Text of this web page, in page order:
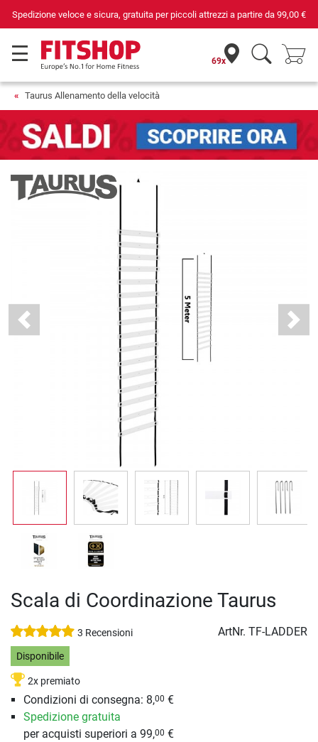
99,00 € Da 42 anni i tuoi esperti di fiducia per il fitness domestico
69x
Taurus Allenamento della velocità
Previous Next
Scala di Coordinazione Taurus
3 Recensioni ArtNr. TF-LADDER
Disponibile
2x premiato
Condizioni di consegna: 8,00 €
Spedizione gratuita
per acquisti superiori a 99,00 €